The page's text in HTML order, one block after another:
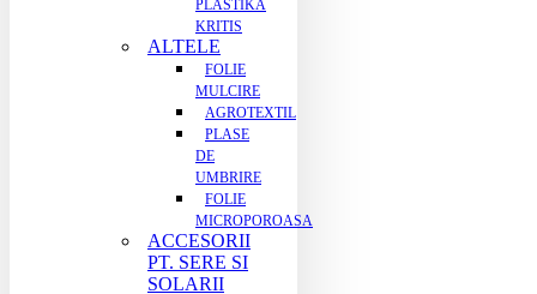
PLASTIKA
KRITIS
ALTELE
FOLIE
MULCIRE
AGROTEXTIL
PLASE
DE
UMBRIRE
FOLIE
MICROPOROASA
ACCESORII
PT. SERE SI
SOLARII